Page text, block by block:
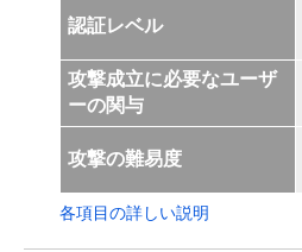
認証レベル
攻撃成立に必要なユーザ
ーの関与
攻撃の難易度
各項目の詳しい説明